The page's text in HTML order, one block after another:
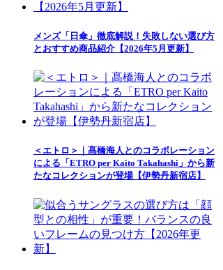
メンズ「日傘」徹底解説！失敗しない選び方
とおすすめ商品紹介【2026年5月更新】
＜エトロ＞｜髙橋海人とのコラボレーション
による「ETRO per Kaito Takahashi」から新
たなコレクションが登場【伊勢丹新宿店】